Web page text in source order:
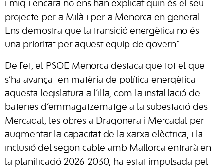
i mig i encara no ens han explicat quin és el seu
projecte per a Milà i per a Menorca en general.
Ens demostra que la transició energètica no és
una prioritat per aquest equip de govern”.
De fet, el PSOE Menorca destaca que tot el que
s’ha avançat en matèria de política energètica
aquesta legislatura a l’illa, com la instal·lació de
bateries d’emmagatzematge a la subestació des
Mercadal, les obres a Dragonera i Mercadal per
augmentar la capacitat de la xarxa elèctrica, i la
inclusió del segon cable amb Mallorca entrarà en
la planificació 2026-2030, ha estat impulsada pel